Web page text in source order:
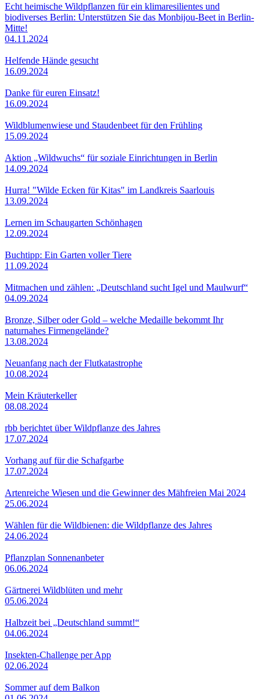
Echt heimische Wildpflanzen für ein klimaresilientes und
biodiverses Berlin: Unterstützen Sie das Monbijou-Beet in Berlin-
Mitte!
04.11.2024
Helfende Hände gesucht
16.09.2024
Danke für euren Einsatz!
16.09.2024
Wildblumenwiese und Staudenbeet für den Frühling
15.09.2024
Aktion „Wildwuchs“ für soziale Einrichtungen in Berlin
14.09.2024
Hurra! "Wilde Ecken für Kitas" im Landkreis Saarlouis
13.09.2024
Lernen im Schaugarten Schönhagen
12.09.2024
Buchtipp: Ein Garten voller Tiere
11.09.2024
Mitmachen und zählen: „Deutschland sucht Igel und Maulwurf“
04.09.2024
Bronze, Silber oder Gold – welche Medaille bekommt Ihr
naturnahes Firmengelände?
13.08.2024
Neuanfang nach der Flutkatastrophe
10.08.2024
Mein Kräuterkeller
08.08.2024
rbb berichtet über Wildpflanze des Jahres
17.07.2024
Vorhang auf für die Schafgarbe
17.07.2024
Artenreiche Wiesen und die Gewinner des Mähfreien Mai 2024
25.06.2024
Wählen für die Wildbienen: die Wildpflanze des Jahres
24.06.2024
Pflanzplan Sonnenanbeter
06.06.2024
Gärtnerei Wildblüten und mehr
05.06.2024
Halbzeit bei „Deutschland summt!“
04.06.2024
Insekten-Challenge per App
02.06.2024
Sommer auf dem Balkon